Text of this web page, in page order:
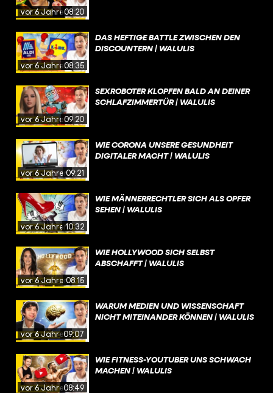
vor 6 Jahren08:20
vor 6 Jahren08:35
DAS HEFTIGE BATTLE ZWISCHEN DEN
DISCOUNTERN | WALULIS
vor 6 Jahren09:20
SEXROBOTER KLOPFEN BALD AN DEINER
SCHLAFZIMMERTÜR | WALULIS
vor 6 Jahren09:21
WIE CORONA UNSERE GESUNDHEIT
DIGITALER MACHT | WALULIS
vor 6 Jahren10:32
WIE MÄNNERRECHTLER SICH ALS OPFER
SEHEN | WALULIS
vor 6 Jahren08:15
WIE HOLLYWOOD SICH SELBST
ABSCHAFFT | WALULIS
vor 6 Jahren09:07
WARUM MEDIEN UND WISSENSCHAFT
NICHT MITEINANDER KÖNNEN | WALULIS
vor 6 Jahren08:49
WIE FITNESS-YOUTUBER UNS SCHWACH
MACHEN | WALULIS